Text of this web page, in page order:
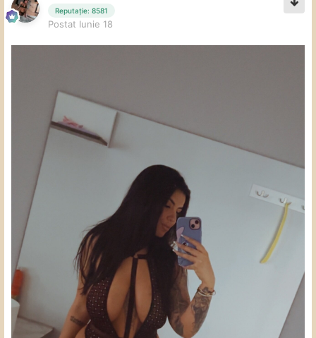
Reputație: 8581
Postat Iunie 18